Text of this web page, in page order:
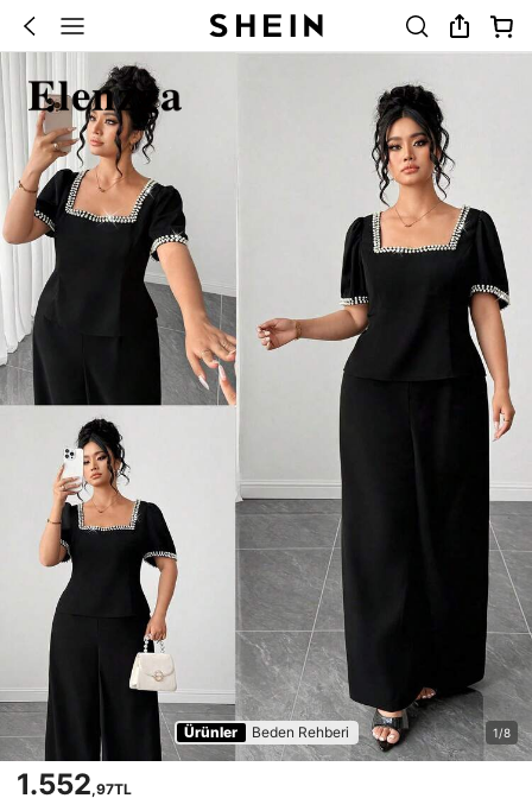
Ürünler Beden Rehberi 1/8
1.552,97TL